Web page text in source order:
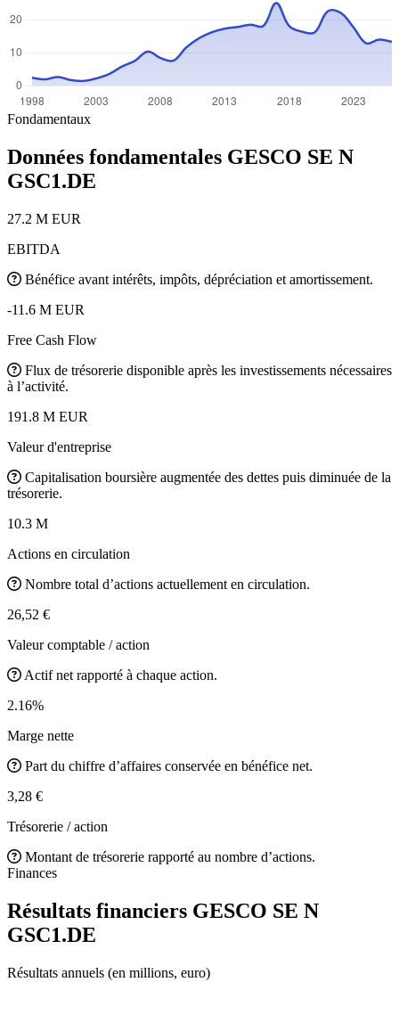
Fondamentaux
Données fondamentales GESCO SE N
GSC1.DE
27.2 M EUR
EBITDA
Bénéfice avant intérêts, impôts, dépréciation et amortissement.
-11.6 M EUR
Free Cash Flow
Flux de trésorerie disponible après les investissements nécessaires
à l’activité.
191.8 M EUR
Valeur d'entreprise
Capitalisation boursière augmentée des dettes puis diminuée de la
trésorerie.
10.3 M
Actions en circulation
Nombre total d’actions actuellement en circulation.
26,52 €
Valeur comptable / action
Actif net rapporté à chaque action.
2.16%
Marge nette
Part du chiffre d’affaires conservée en bénéfice net.
3,28 €
Trésorerie / action
Montant de trésorerie rapporté au nombre d’actions.
Finances
Résultats financiers GESCO SE N
GSC1.DE
Résultats annuels (en millions, euro)